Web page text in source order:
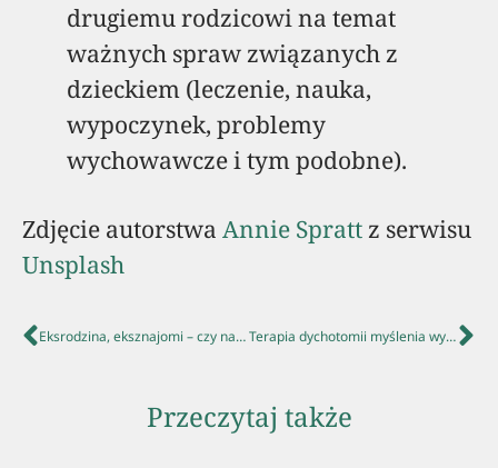
drugiemu rodzicowi na temat
ważnych spraw związanych z
dzieckiem (leczenie, nauka,
wypoczynek, problemy
wychowawcze i tym podobne).
Zdjęcie autorstwa Annie Sprattz serwisu
Unsplash
Eksrodzina, eksznajomi – czy nasz rozwód to ich sprawa? Terapia dychotomii myślenia wywołanej u dziecka rozstaniem rodziców
Przeczytaj także